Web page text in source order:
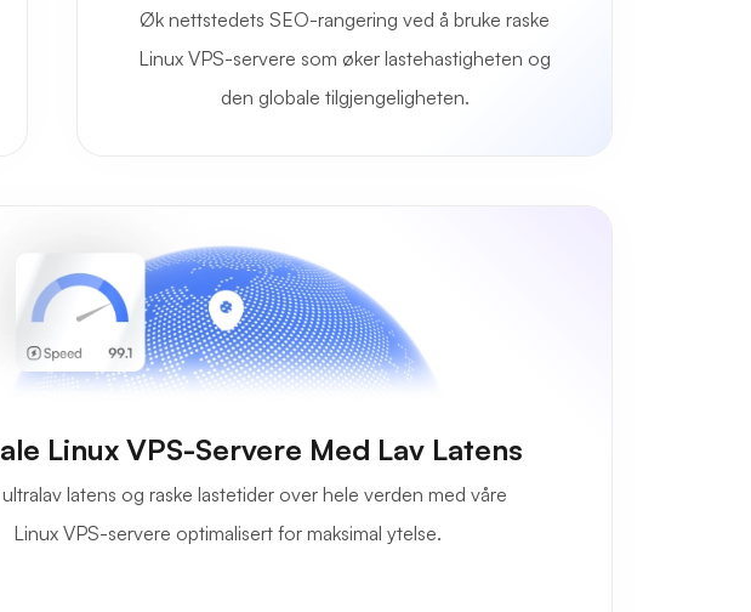
Øk nettstedets SEO-rangering ved å bruke raske
Linux VPS-servere som øker lastehastigheten og
den globale tilgjengeligheten.
Linux VPS-Servere Med Lav Latens
latens og raske lastetider over hele verden med våre
Linux VPS-servere optimalisert for maksimal ytelse.